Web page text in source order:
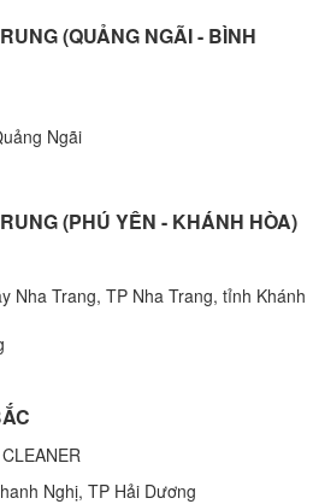
(QUẢNG NGÃI - BÌNH
Ngãi
(PHÚ YÊN - KHÁNH HÒA)
Nha Trang, TP Nha Trang, tỉnh Khánh
Nghị, TP Hải Dương